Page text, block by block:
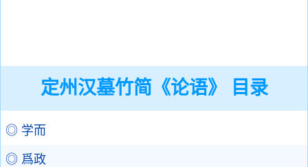
定州汉墓竹简《论语》 目录
◎ 学而
◎ 爲政